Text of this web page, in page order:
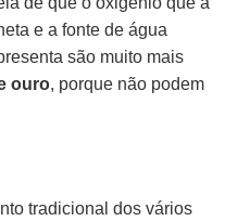
e a fonte de água
são muito mais
ouro, porque não podem
tradicional dos vários